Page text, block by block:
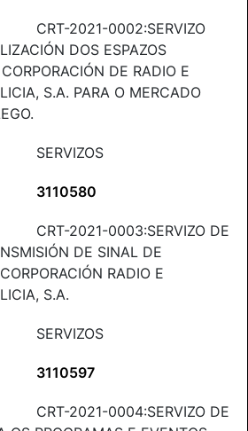
CRT-2021-0002:SERVIZO
DOS ESPAZOS
DE RADIO E
S.A. PARA O MERCADO
SERVIZOS
3110580
CRT-2021-0003:SERVIZO DE
DE SINAL DE
RADIO E
S.A.
SERVIZOS
3110597
CRT-2021-0004:SERVIZO DE